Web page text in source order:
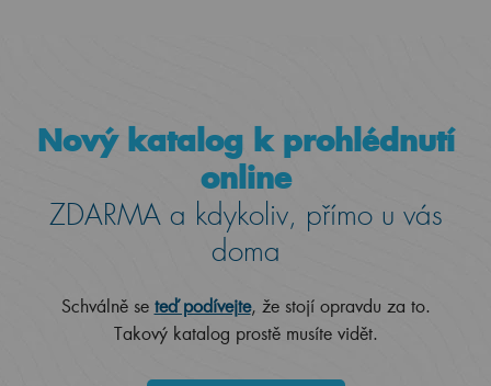
Nový katalog k prohlédnutí
online
ZDARMA a kdykoliv, přímo u vás
doma
Schválně se teď podívejte, že stojí opravdu za to.
Takový katalog prostě musíte vidět.